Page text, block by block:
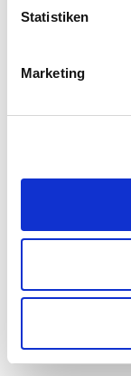
Statistiken
Marketing